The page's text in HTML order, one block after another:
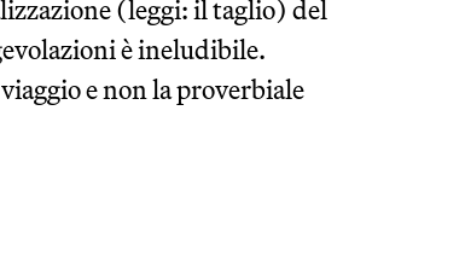
(leggi: il taglio) del
è ineludibile.
e non la proverbiale